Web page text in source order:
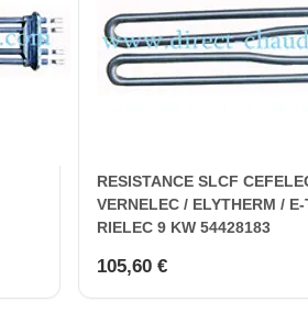
RESISTANCE SLCF
VERNELEC / ELYTHERM /
RIELEC 9 KW 54428183
105,60 €